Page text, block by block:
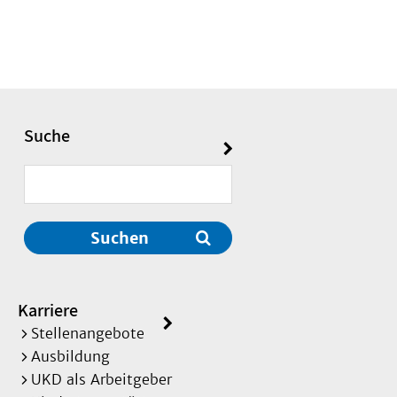
Suche
Suchen
Karriere
Stellenangebote
Ausbildung
UKD als Arbeitgeber